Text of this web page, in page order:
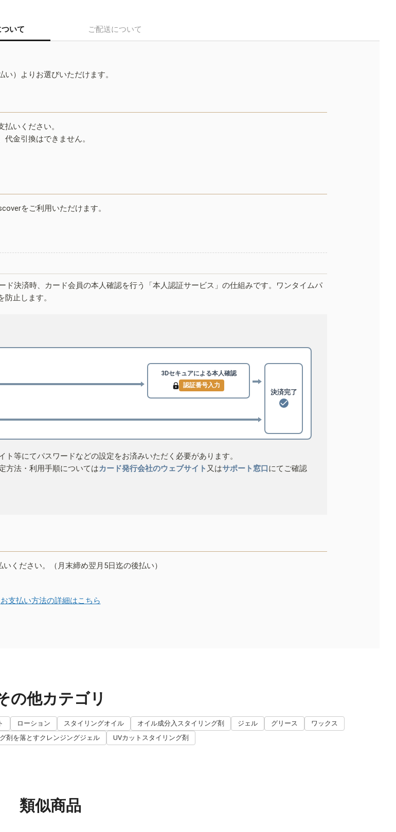
いて ご配送について
）よりお選びいただけます。
いください。
金引換はできません。
をご利用いただけます。
決済時、カード会員の本人確認を行う「本人認証サービス」の仕組みです。ワンタイムパ
止します。
3Dセキュアによる本人確認
認証番号入力
決済完了
等にてパスワードなどの設定をお済みいただく必要があります。
方法・利用手順についてはカード発行会社のウェブサイト 又はサポート窓口にてご確認
ください。（月末締め翌月5日迄の後払い）
お支払い方法の詳細はこちら
の他カテゴリ
ローション スタイリングオイル オイル成分入スタイリング剤 ジェル グリース
ワックス
剤を落とすクレンジングジェル UVカットスタイリング剤
類似商品